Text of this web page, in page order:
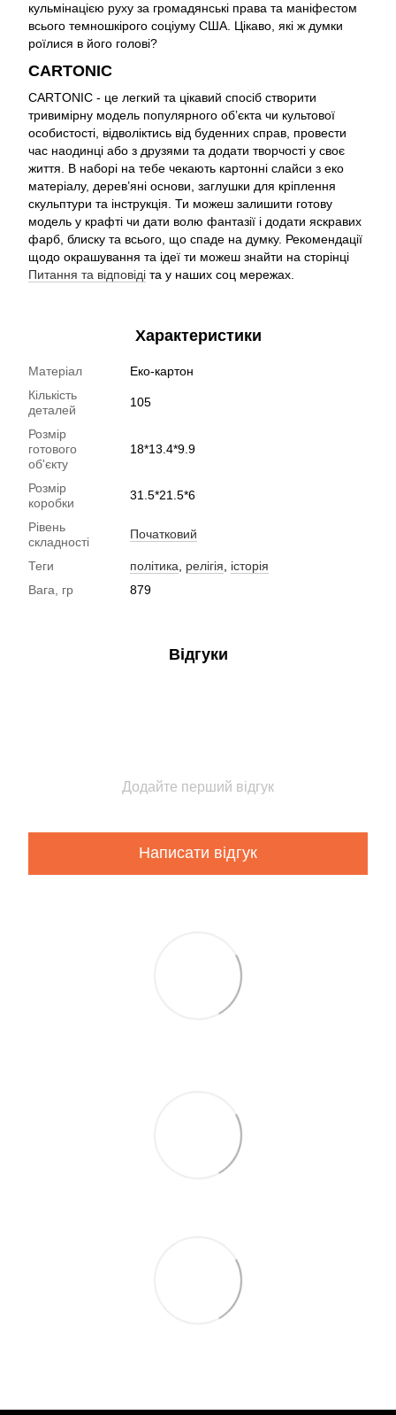
кульмінацією руху за громадянські права та маніфестом
всього темношкірого соціуму США. Цікаво, які ж думки
роїлися в його голові?
CARTONIC
CARTONIC - це легкий та цікавий спосіб створити
тривимірну модель популярного обʼєкта чи культової
особистості, відволіктись від буденних справ, провести
час наодинці або з друзями та додати творчості у своє
життя. В наборі на тебе чекають картонні слайси з еко
матеріалу, дерев’яні основи, заглушки для кріплення
скульптури та інструкція. Ти можеш залишити готову
модель у крафті чи дати волю фантазії і додати яскравих
фарб, блиску та всього, що спаде на думку. Рекомендації
щодо окрашування та ідеї ти можеш знайти на сторінці
Питання та відповіді та у наших соц мережах.
Характеристики
Матеріал
Еко-картон
Кількість
деталей
105
Розмір
готового
об'єкту
18*13.4*9.9
Розмір
коробки
31.5*21.5*6
Рівень
складності
Початковий
Теги політика релігія
історія
Вага, гр
879
Відгуки
Додайте перший відгук
Написати відгук